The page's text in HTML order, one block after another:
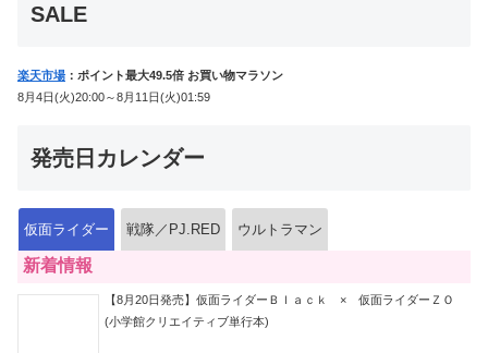
SALE
楽天市場 ：ポイント最大49.5倍 お買い物マラソン
8月4日(火)20:00～8月11日(火)01:59
発売日カレンダー
仮面ライダー 戦隊／PJ.RED ウルトラマン
新着情報
【8月20日発売】仮面ライダーＢｌａｃｋ × 仮面ライダーＺＯ
(小学館クリエイティブ単行本)